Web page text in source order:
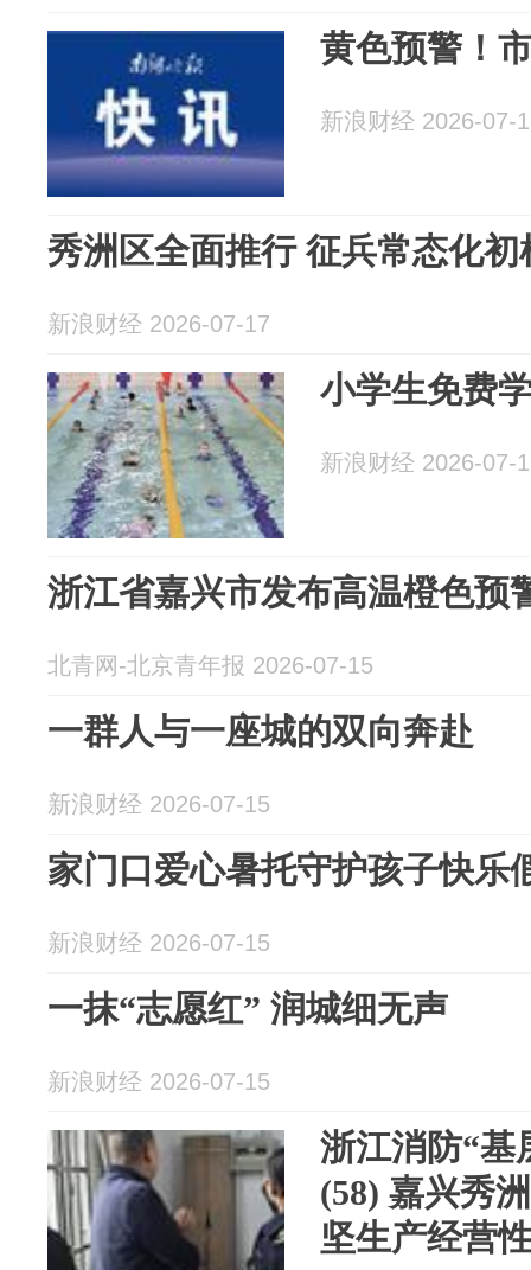
黄色预警！
新浪财经 2026-07-
秀洲区全面推行 征兵常态化初
新浪财经 2026-07-17
小学生免费
新浪财经 2026-07-
浙江省嘉兴市发布高温橙色预
北青网-北京青年报 2026-07-15
一群人与一座城的双向奔赴
新浪财经 2026-07-15
家门口爱心暑托守护孩子快乐
新浪财经 2026-07-15
一抹“志愿红” 润城细无声
新浪财经 2026-07-15
浙江消防“基
(58) 嘉兴秀
坚生产经营